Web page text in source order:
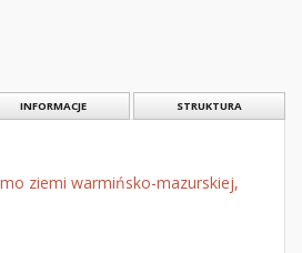
INFORMACJE STRUKTURA
ziemi warmińsko-mazurskiej,